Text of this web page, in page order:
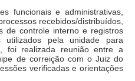
funcionais e administrativas,
recebidos/distribuídos,
de controle interno e registros
utilizados pela unidade para
foi realizada reunião entre a
de correição com o Juiz do
verificadas e orientações